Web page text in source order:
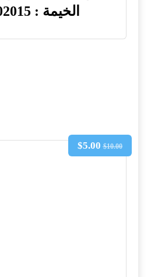
الخيمة : 0526402015
$10.00
$5.00